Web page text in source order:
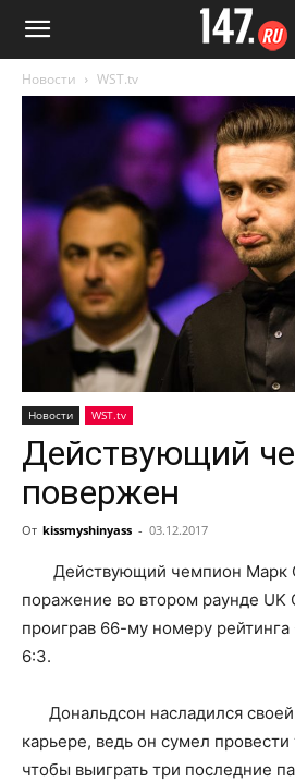
Новости WST.tv
Новости WST.tv
Действующий
повержен
От kissmyshinyass - 03.12.2017
Действующий чемпион Марк
поражение во втором раунде UK
проиграв 66-му номеру
6:3.
Дональдсон насладился
карьере, ведь он сумел
чтобы выиграть три последние